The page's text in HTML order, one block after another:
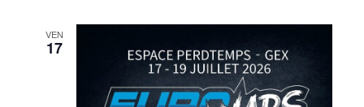
VEN
17